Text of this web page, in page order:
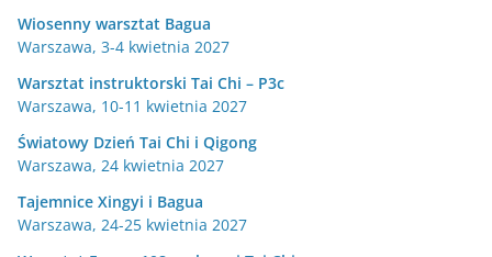
Wiosenny warsztat Bagua
Warszawa, 3-4 kwietnia 2027
Warsztat instruktorski Tai Chi – P3c
Warszawa, 10-11 kwietnia 2027
Światowy Dzień Tai Chi i Qigong
Warszawa, 24 kwietnia 2027
Tajemnice Xingyi i Bagua
Warszawa, 24-25 kwietnia 2027